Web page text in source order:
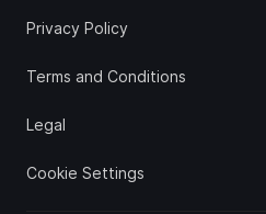
Privacy Policy
Terms and Conditions
Legal
Cookie Settings